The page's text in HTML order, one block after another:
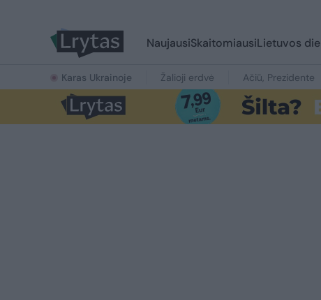
NaujausiSkaitomiausiLietuvos
Karas Ukrainoje Žalioji erdvė Ačiū, Prezidente